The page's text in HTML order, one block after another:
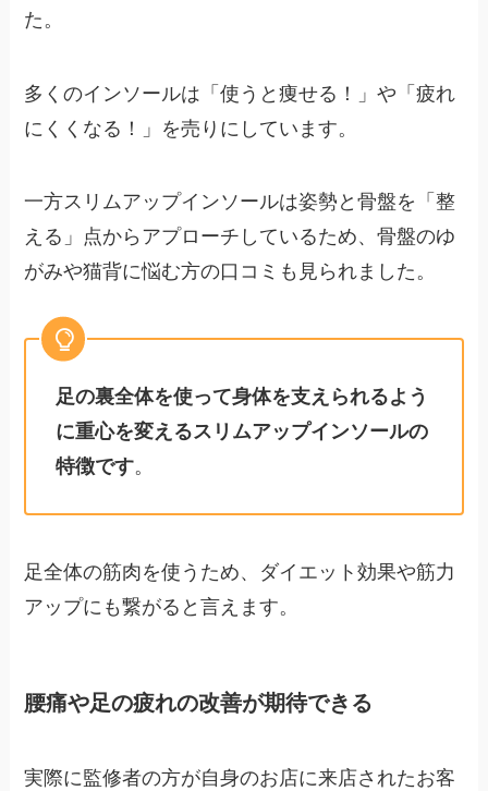
た。
多くのインソールは「使うと痩せる！」や「疲れ
にくくなる！」を売りにしています。
一方スリムアップインソールは姿勢と骨盤を「整
える」点からアプローチしているため、骨盤のゆ
がみや猫背に悩む方の口コミも見られました。
足の裏全体を使って身体を支えられるよう
に重心を変えるスリムアップインソールの
特徴です。
足全体の筋肉を使うため、ダイエット効果や筋力
アップにも繋がると言えます。
腰痛や足の疲れの改善が期待できる
実際に監修者の方が自身のお店に来店されたお客